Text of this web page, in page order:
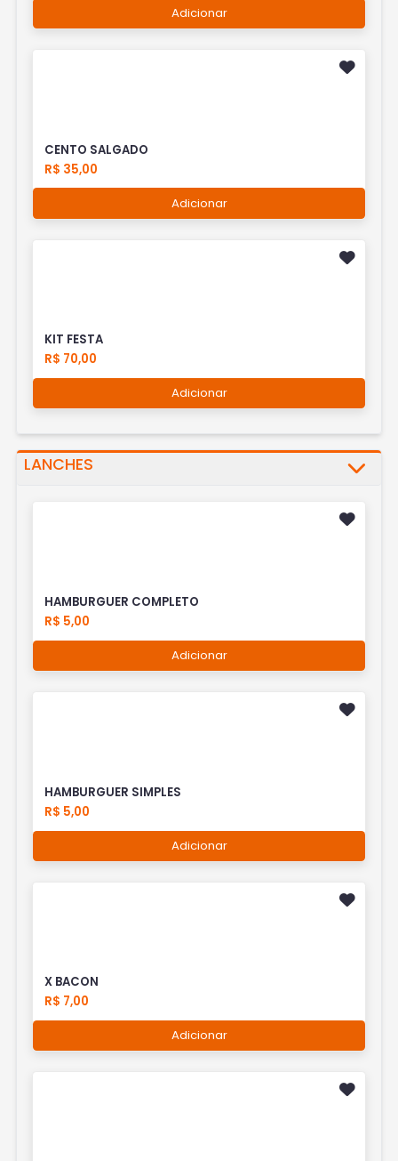
Adicionar
CENTO SALGADO
R$ 35,00
Adicionar
KIT FESTA
R$ 70,00
Adicionar
LANCHES
HAMBURGUER COMPLETO
R$ 5,00
Adicionar
HAMBURGUER SIMPLES
R$ 5,00
Adicionar
X BACON
R$ 7,00
Adicionar